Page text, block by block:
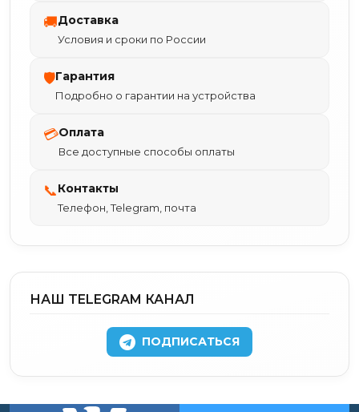
🚚Доставка
Условия и сроки по России
🛡Гарантия
Подробно о гарантии на устройства
💳Оплата
Все доступные способы оплаты
📞Контакты
Телефон, Telegram, почта
НАШ TELEGRAM КАНАЛ
ПОДПИСАТЬСЯ